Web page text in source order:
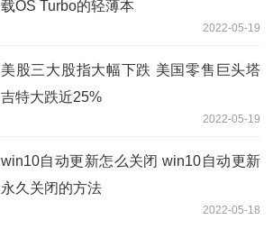
载OS Turbo的轻薄本
2022-05-19
美股三大股指大幅下跌 美国零售巨头塔
吉特大跌近25%
2022-05-19
win10自动更新怎么关闭 win10自动更新
永久关闭的方法
2022-05-18